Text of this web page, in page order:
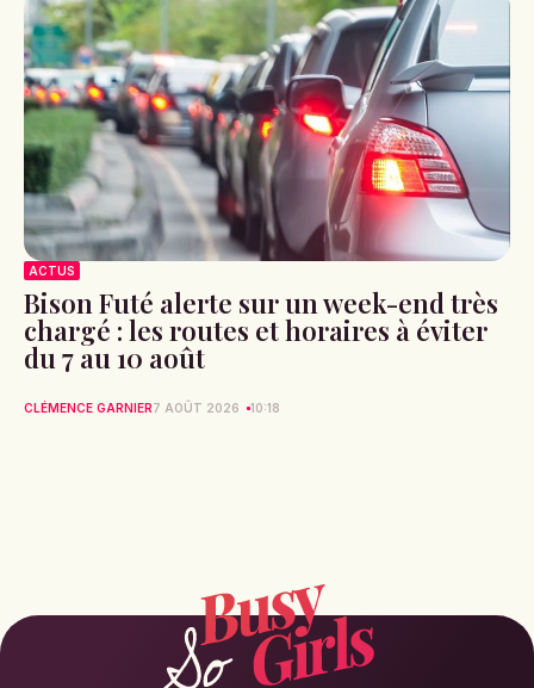
ACTUS
Bison Futé alerte sur un week-end très
chargé : les routes et horaires à éviter
du 7 au 10 août
CLÉMENCE GARNIER7 AOÛT 2026 10:18